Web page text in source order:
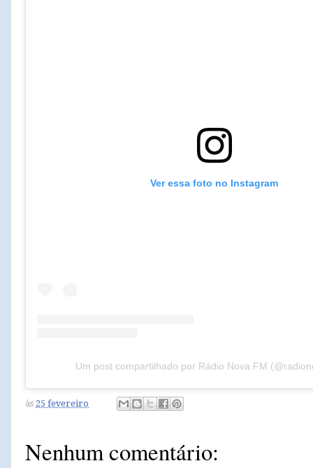
Ver essa foto no Instagram
Um post compartilhado por Rádio Nova FM
às 25 fevereiro
Nenhum comentário: